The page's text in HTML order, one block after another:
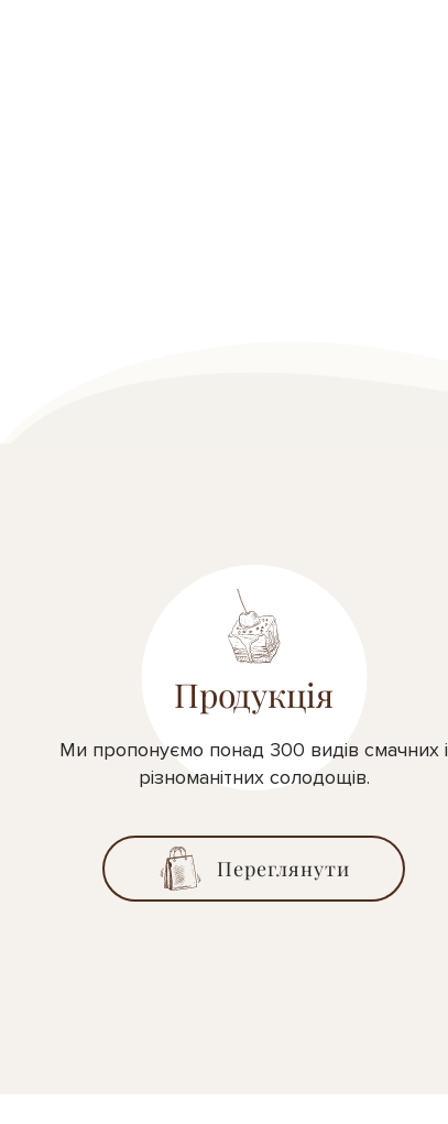
Продукція
Ми пропонуємо понад 300 видів смачних і
різноманітних солодощів.
Переглянути